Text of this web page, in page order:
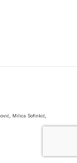
Milica Sofinkić,